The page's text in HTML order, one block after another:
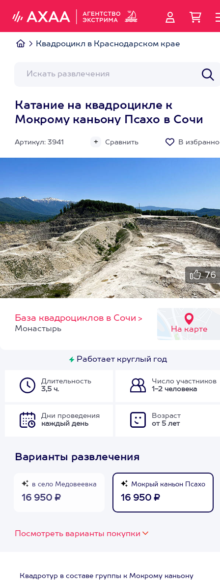
Квадроцикл в Краснодарском крае
Катание на квадроцикле к
Мокрому каньону Псахо в Сочи
Артикул: 3941 Сравнить В
76
База квадроциклов в Сочи >
На карте
Монастырь
Работает круглый год
Длительность
3,5 ч.
Число участников
1-2 человека
Дни проведения
каждый день
Возраст
от 5 лет
Варианты развлечения
в село Медовеевка
16 950 ₽
Мокрый каньон Псахо
16 950 ₽
Посмотреть варианты покупки
Квадротур в составе группы к Мокрому каньону